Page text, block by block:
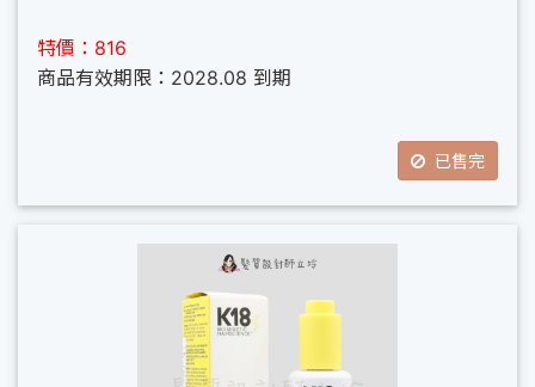
特價：816
商品有效期限：2028.08 到期
已售完